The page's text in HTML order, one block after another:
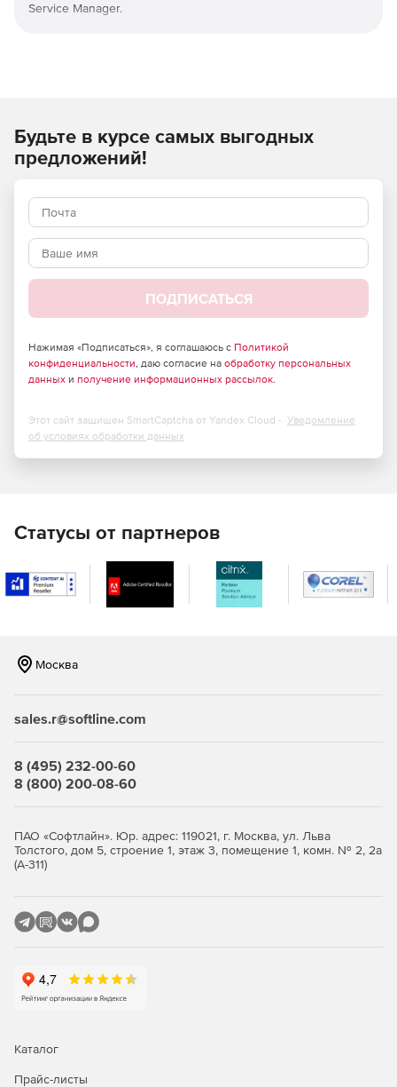
Service Manager.
Полный комплект предоставляет следующие
компоненты:
Billable Time
Deferral Activity for SCSM
Desktop Alert for SCSM
Power Print
SMA Connector
Будьте в курсе самых выгодных
предложений!
ПОДПИСАТЬСЯ
Нажимая «Подписаться», я соглашаюсь с Политикой
конфиденциальности, даю согласие на обработку персональных
данных и получение информационных рассылок.
Этот сайт защищен SmartCaptcha от Yandex Cloud - Уведомление
об условиях обработки данных
Статусы от партнеров
Москва
sales.r@softline.com
8 (495) 232-00-60
8 (800) 200-08-60
ПАО «Софтлайн». Юр. адрес: 119021, г. Москва, ул. Льва
Толстого, дом 5, строение 1, этаж 3, помещение 1, комн. № 2, 2а
(А-311)
Каталог
Прайс-листы